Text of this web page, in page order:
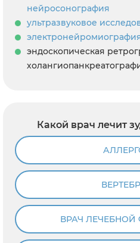
нейросонография
ультразвуковое
эндоскопическая
Какой врач лечит
ВРАЧ